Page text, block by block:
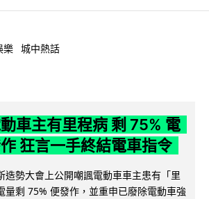
樂 城中熱話
車主有里程病 剩 75% 電
狂言一手終結電車指令
造勢大會上公開嘲諷電動車車主患有「里
量剩 75% 便發作，並重申已廢除電動車強